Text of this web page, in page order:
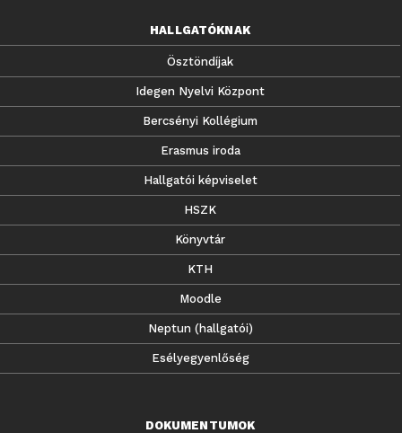
HALLGATÓKNAK
Ösztöndíjak
Idegen Nyelvi Központ
Bercsényi Kollégium
Erasmus iroda
Hallgatói képviselet
HSZK
Könyvtár
KTH
Moodle
Neptun (hallgatói)
Esélyegyenlőség
DOKUMENTUMOK